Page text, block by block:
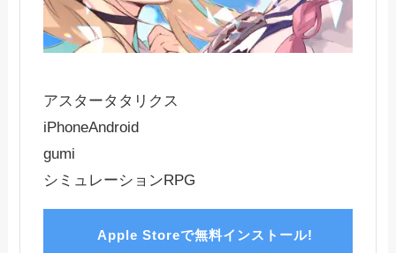
アスタータタリクス
iPhoneAndroid
gumi
シミュレーションRPG
Apple Storeで無料インストール!